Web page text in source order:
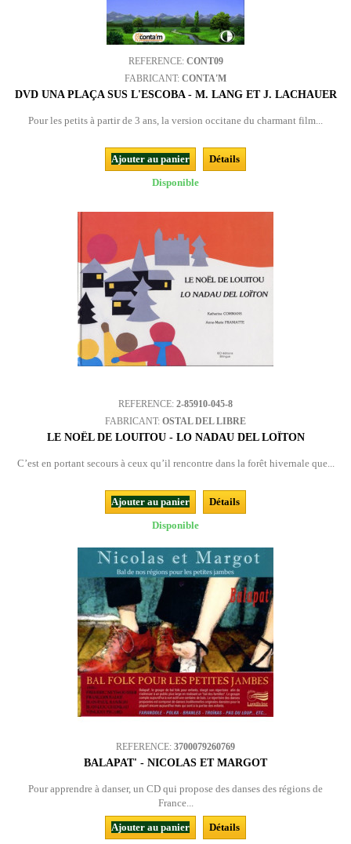
REFERENCE: CONT09
FABRICANT: CONTA'M
DVD UNA PLAÇA SUS L'ESCOBA - M. LANG ET J. LACHAUER
Pour les petits à partir de 3 ans, la version occitane du charmant film...
Ajouter au panier
Détails
Disponible
REFERENCE: 2-85910-045-8
FABRICANT: OSTAL DEL LIBRE
LE NOËL DE LOUITOU - LO NADAU DEL LOÏTON
C’est en portant secours à ceux qu’il rencontre dans la forêt hivernale que...
Ajouter au panier
Détails
Disponible
REFERENCE: 3700079260769
BALAPAT' - NICOLAS ET MARGOT
Pour apprendre à danser, un CD qui propose des danses des régions de
France...
Ajouter au panier
Détails